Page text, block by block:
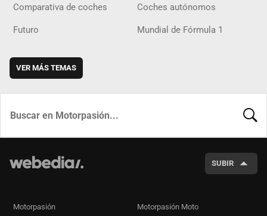
Comparativa de coches Coches autónomos
Futuro Mundial de Fórmula 1
VER MÁS TEMAS
SUBIR
Motorpasión Motorpasión Moto